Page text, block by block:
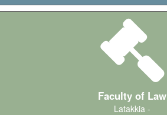
Faculty of Law
Latakkia -